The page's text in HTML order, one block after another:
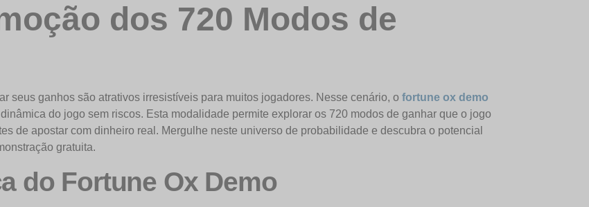
dos 720 Modos de
seus ganhos são atrativos irresistíveis para muitos jogadores. Nesse cenário, o fortune ox demo
do jogo sem riscos. Esta modalidade permite explorar os 720 modos de ganhar que o jogo
de apostar com dinheiro real. Mergulhe neste universo de probabilidade e descubra o potencial
gratuita.
do Fortune Ox Demo